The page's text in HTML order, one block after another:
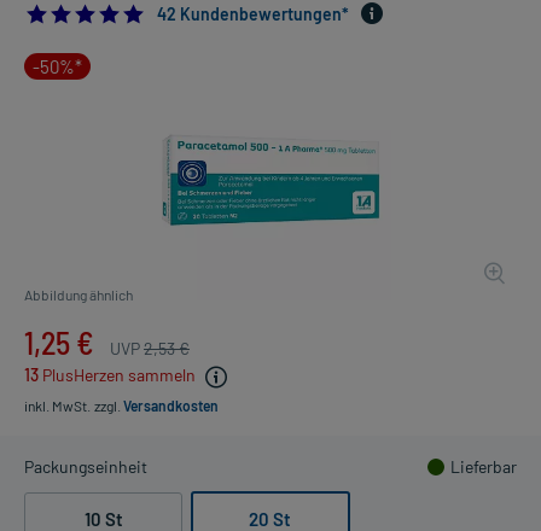
4.833333333333333
42 Kundenbewertungen*
-50%*
Abbildung ähnlich
1,25 € UVP2,53 €
13 PlusHerzen sammeln
inkl. MwSt. zzgl. Versandkosten
Packungseinheit Lieferbar
10 St 20 St